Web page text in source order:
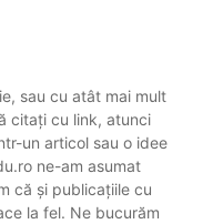
sau cu atât mai mult
citați cu link, atunci
un articol sau o idee
ne-am asumat
că și publicațiile cu
la fel. Ne bucurăm